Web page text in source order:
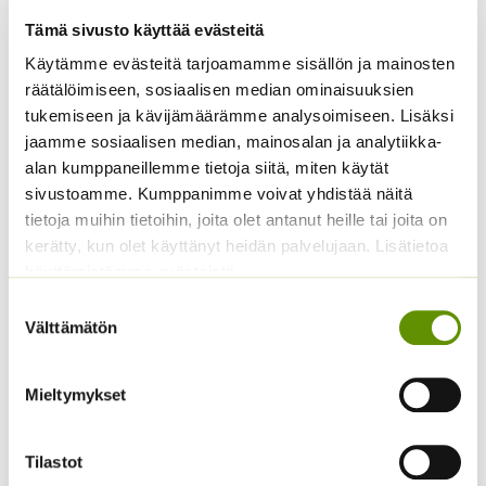
Tämä sivusto käyttää evästeitä
Käytämme evästeitä tarjoamamme sisällön ja mainosten
räätälöimiseen, sosiaalisen median ominaisuuksien
tukemiseen ja kävijämäärämme analysoimiseen. Lisäksi
jaamme sosiaalisen median, mainosalan ja analytiikka-
alan kumppaneillemme tietoja siitä, miten käytät
sivustoamme. Kumppanimme voivat yhdistää näitä
tietoja muihin tietoihin, joita olet antanut heille tai joita on
kerätty, kun olet käyttänyt heidän palvelujaan. Lisätietoa
valinta
Välttämätön
Mieltymykset
Tilastot
Yrttiselleri, eri
pakkauskokoja
saatavilla
2,50€ – 25,00€Hintaluokka:
2,50 €
-
25,00 €
Sisältää
arvonlisäveron
Pensastomaatti Totem
F1 10 s.
4,95€
Burpless Tasty Green
F1 (20 s.)
Sitruunamelissa 5 g